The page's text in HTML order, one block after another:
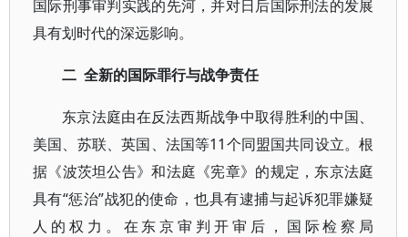
国际刑事审判实践的先河，并对日后国际刑法的发展
具有划时代的深远影响。
二 全新的国际罪行与战争责任
东京法庭由在反法西斯战争中取得胜利的中国、
美国、苏联、英国、法国等11个同盟国共同设立。根
据《波茨坦公告》和法庭《宪章》的规定，东京法庭
具有“惩治”战犯的使命，也具有逮捕与起诉犯罪嫌疑
人的权力。在东京审判开审后，国际检察局